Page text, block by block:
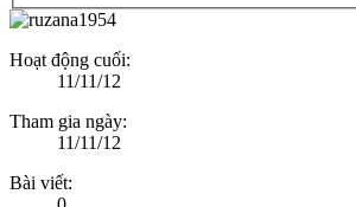
Hoạt động cuối:
11/11/12
Tham gia ngày:
11/11/12
Bài viết: